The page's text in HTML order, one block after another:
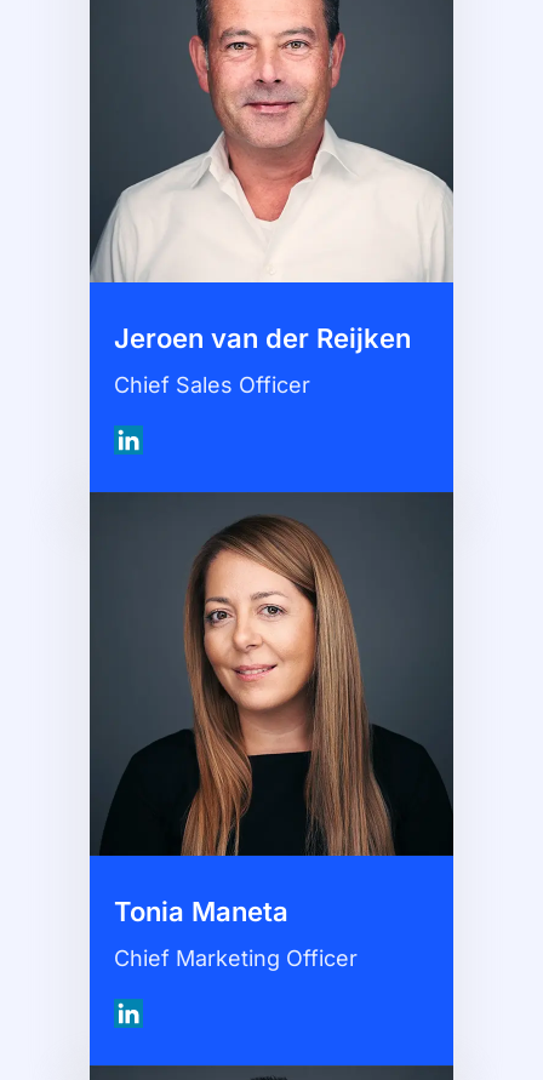
Jeroen van der Reijken
Chief Sales Officer
Tonia Maneta
Chief Marketing Officer